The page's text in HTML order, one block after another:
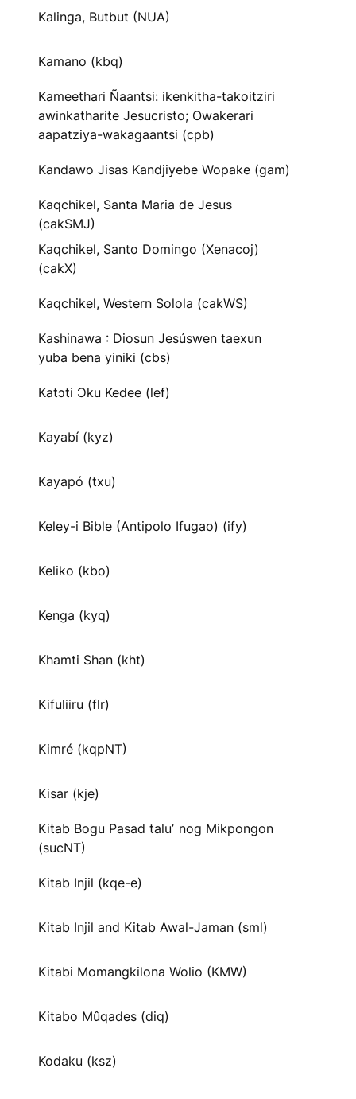
Kalinga, Butbut (NUA)
Kamano (kbq)
Kameethari Ñaantsi: ikenkitha-takoitziri
awinkatharite Jesucristo; Owakerari
aapatziya-wakagaantsi (cpb)
Kandawo Jisas Kandjiyebe Wopake (gam)
Kaqchikel, Santa Maria de Jesus
(cakSMJ)
Kaqchikel, Santo Domingo (Xenacoj)
(cakX)
Kaqchikel, Western Solola (cakWS)
Kashinawa : Diosun Jesúswen taexun
yuba bena yiniki (cbs)
Katɔti Ɔku Kedee (lef)
Kayabí (kyz)
Kayapó (txu)
Keley-i Bible (Antipolo Ifugao) (ify)
Keliko (kbo)
Kenga (kyq)
Khamti Shan (kht)
Kifuliiru (flr)
Kimré (kqpNT)
Kisar (kje)
Kitab Bogu Pasad taluʼ nog Mikpongon
(sucNT)
Kitab Injil (kqe-e)
Kitab Injil and Kitab Awal-Jaman (sml)
Kitabi Momangkilona Wolio (KMW)
Kitabo Mûqades (diq)
Kodaku (ksz)